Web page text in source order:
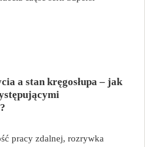
Maupome. Ten tom nosi tytuł
są. W tej serii autorzy
jak poszukiwanie
samotności i odmienności pod
o superbohaterach. W
znalazło się w policyjnym
a stan kręgosłupa – jak
pracy zdalnej, rozrywka